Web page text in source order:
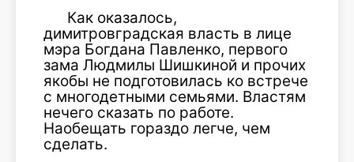
Как оказалось,
димитровградская власть в лице
мэра Богдана Павленко, первого
зама Людмилы Шишкиной и прочих
якобы не подготовилась ко встрече
с многодетными семьями. Властям
нечего сказать по работе.
Наобещать гораздо легче, чем
сделать.